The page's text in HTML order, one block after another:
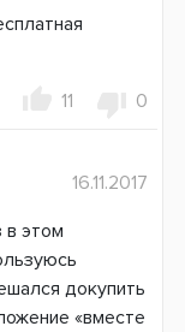
11 0
16.11.2017
в этом
докупить
«вместе